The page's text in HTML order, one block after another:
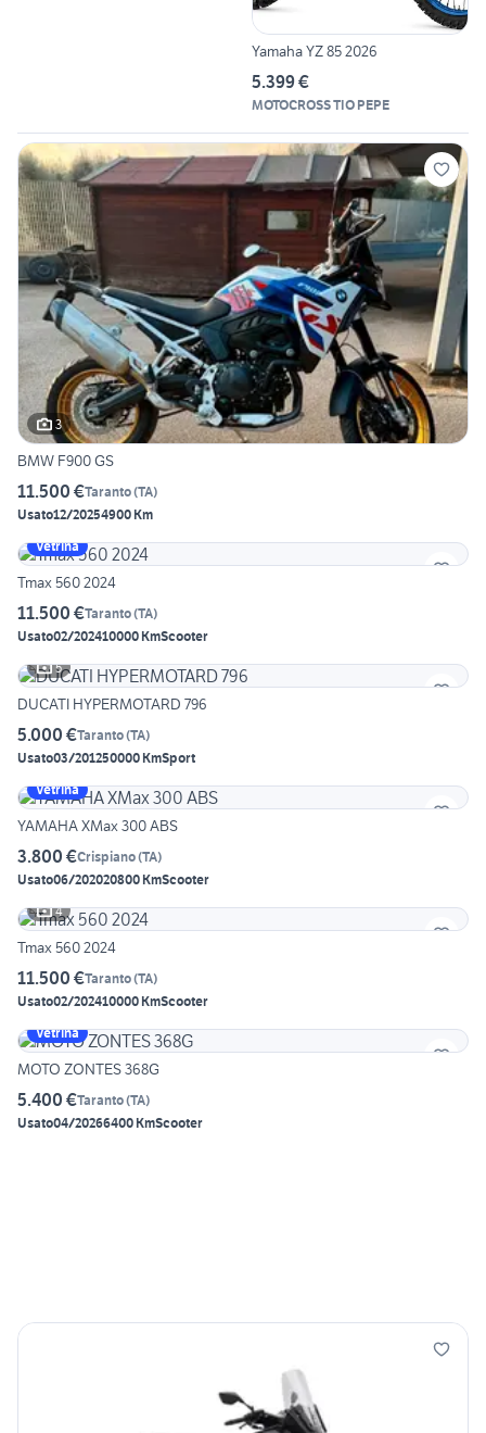
Yamaha YZ 85 2026
5.399 €
MOTOCROSS TIO PEPE
3
BMW F900 GS
11.500 €Taranto(TA)
Usato12/20254900 Km
Vetrina
Tmax 560 2024
11.500 €Taranto(TA)
Usato02/202410000 KmScooter
5
DUCATI HYPERMOTARD 796
5.000 €Taranto(TA)
Usato03/201250000 KmSport
Vetrina
YAMAHA XMax 300 ABS
3.800 €Crispiano(TA)
Usato06/202020800 KmScooter
4
Tmax 560 2024
11.500 €Taranto(TA)
Usato02/202410000 KmScooter
Vetrina
MOTO ZONTES 368G
5.400 €Taranto(TA)
Usato04/20266400 KmScooter